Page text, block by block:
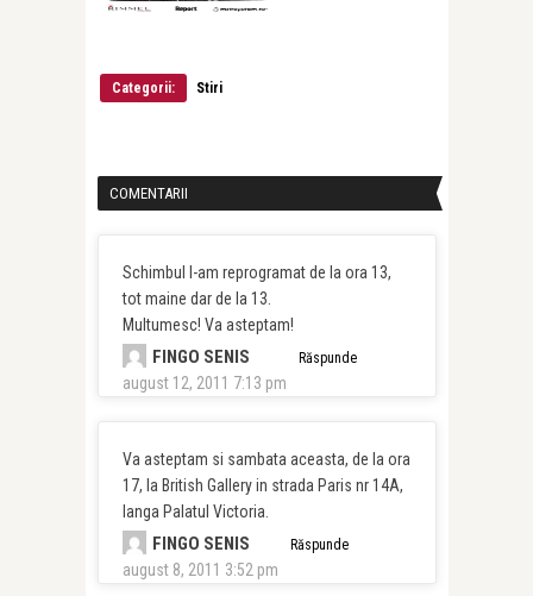
Categorii: Stiri
COMENTARII
Schimbul l-am reprogramat de la ora 13,
tot maine dar de la 13.
Multumesc! Va asteptam!
FINGO SENIS
august 12, 2011 7:13 pm
Răspunde
Va asteptam si sambata aceasta, de la ora
17, la British Gallery in strada Paris nr 14A,
langa Palatul Victoria.
FINGO SENIS
august 8, 2011 3:52 pm
Răspunde